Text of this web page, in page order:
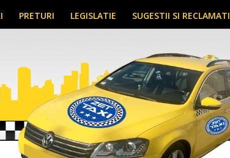
PRETURI LEGISLATIE SUGESTII SI